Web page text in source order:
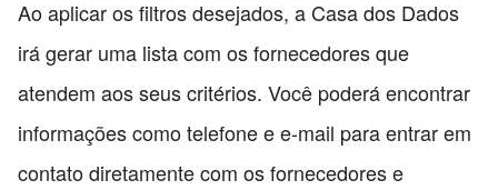
Ao aplicar os filtros desejados, a Casa dos Dados
irá gerar uma lista com os fornecedores que
atendem aos seus critérios. Você poderá encontrar
informações como telefone e e-mail para entrar em
contato diretamente com os fornecedores e